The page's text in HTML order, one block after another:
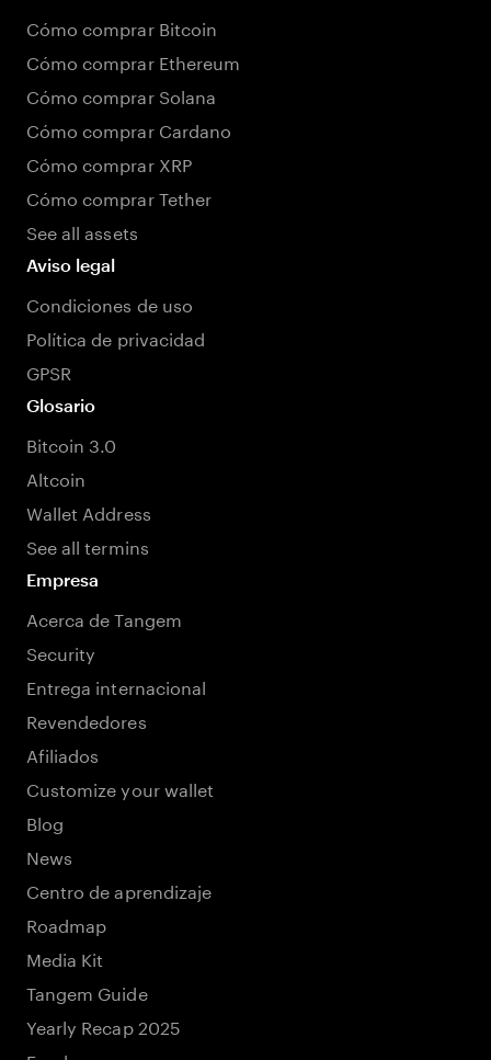
Cómo comprar Bitcoin
Cómo comprar Ethereum
Cómo comprar Solana
Cómo comprar Cardano
Cómo comprar XRP
Cómo comprar Tether
See all assets
Aviso legal
Condiciones de uso
Política de privacidad
GPSR
Glosario
Bitcoin 3.0
Altcoin
Wallet Address
See all termins
Empresa
Acerca de Tangem
Security
Entrega internacional
Revendedores
Afiliados
Customize your wallet
Blog
News
Centro de aprendizaje
Roadmap
Media Kit
Tangem Guide
Yearly Recap 2025